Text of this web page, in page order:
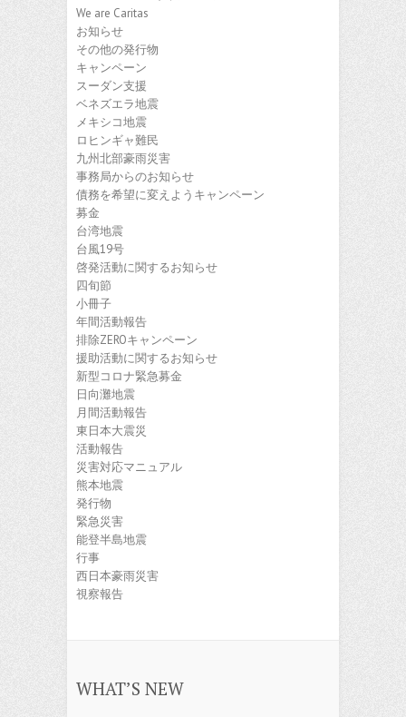
We are Caritas
お知らせ
その他の発行物
キャンペーン
スーダン支援
ベネズエラ地震
メキシコ地震
ロヒンギャ難民
九州北部豪雨災害
事務局からのお知らせ
債務を希望に変えようキャンペーン
募金
台湾地震
台風19号
啓発活動に関するお知らせ
四旬節
小冊子
年間活動報告
排除ZEROキャンペーン
援助活動に関するお知らせ
新型コロナ緊急募金
日向灘地震
月間活動報告
東日本大震災
活動報告
災害対応マニュアル
熊本地震
発行物
緊急災害
能登半島地震
行事
西日本豪雨災害
視察報告
WHAT’S NEW